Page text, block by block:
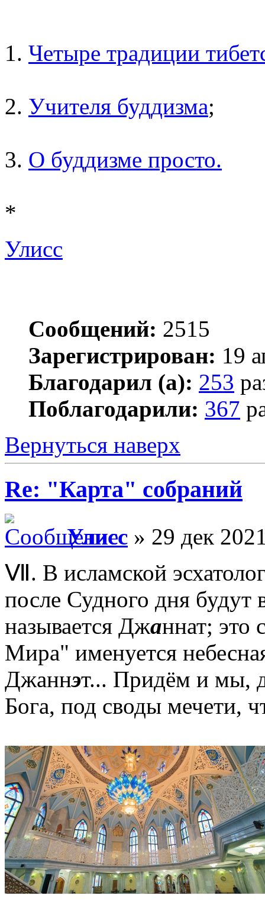
1. Четыре традиции
2. Учителя буддизма;
3. О буддизме просто.
*
Улисс
Сообщений: 2515
Зарегистрирован: 19
Благодарил (а): 253
Поблагодарили: 367
Вернуться наверх
Re: "Карта" собраний
Улисс » 29 дек
Ⅶ. В исламской
после Судного дня будут
называется Джаннат; это
Мира" именуется
Джаннэт... Придём и мы,
Бога, под своды мечети,